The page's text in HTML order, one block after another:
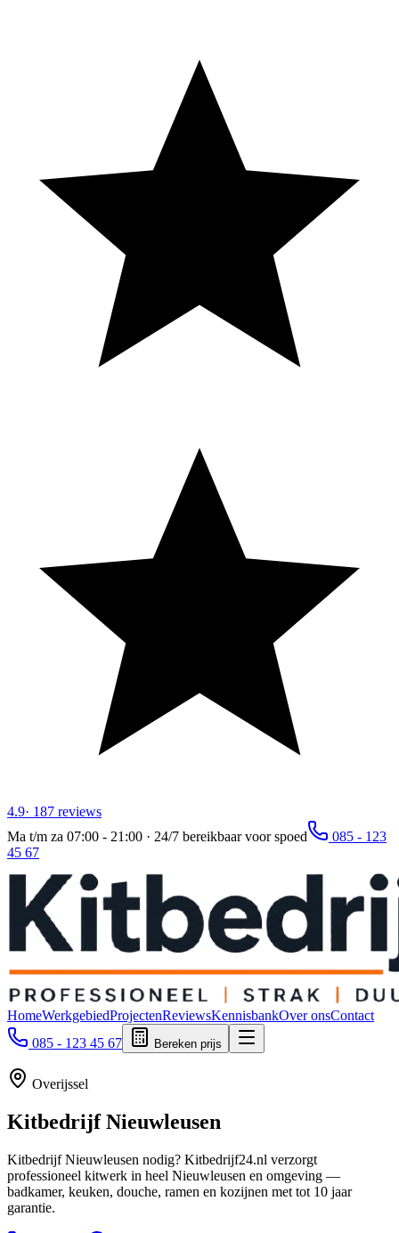
4.9· 187 reviews
Ma t/m za 07:00 - 21:00 · 24/7 bereikbaar voor spoed
085 - 123
45 67
HomeWerkgebiedProjectenReviewsKennisbankOver onsContact
085 - 123 45 67
Bereken prijs
Overijssel
KitbedrijfNieuwleusen
Kitbedrijf Nieuwleusen nodig? Kitbedrijf24.nl verzorgt
professioneel kitwerk in heel Nieuwleusen en omgeving —
badkamer, keuken, douche, ramen en kozijnen met tot 10 jaar
garantie.